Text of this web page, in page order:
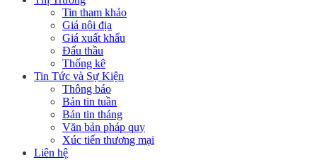
Tin tham khảo
Giá nội địa
Giá xuất khẩu
Đấu thầu
Thống kê
Tin Tức và Sự Kiện
Thông báo
Bản tin tuần
Bản tin tháng
Văn bản pháp quy
Xúc tiến thương mại
Liên hệ